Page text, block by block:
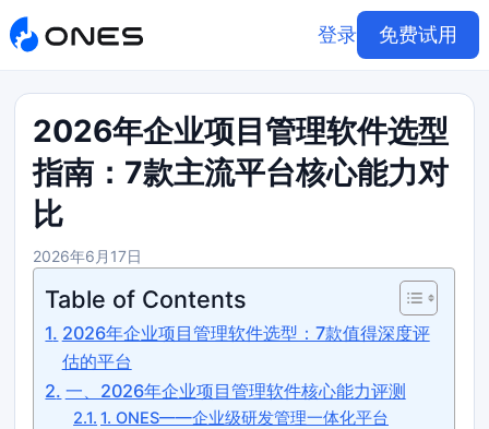
登录 免费试用
2026年企业项目管理软件选型
指南：7款主流平台核心能力对
比
2026年6月17日
Table of Contents
2026年企业项目管理软件选型：7款值得深度评
估的平台
一、2026年企业项目管理软件核心能力评测
1. ONES——企业级研发管理一体化平台